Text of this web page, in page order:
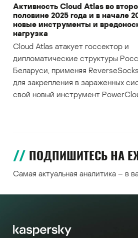
Активность Cloud Atlas во
половине 2025 года и в начале
новые инструменты и
нагрузка
Cloud Atlas атакует госсектор и
дипломатические структуры
Беларуси, применяя
для закрепления в зараженных
свой новый инструмент
ПОДПИШИТЕСЬ НА
Самая актуальная аналитика – в